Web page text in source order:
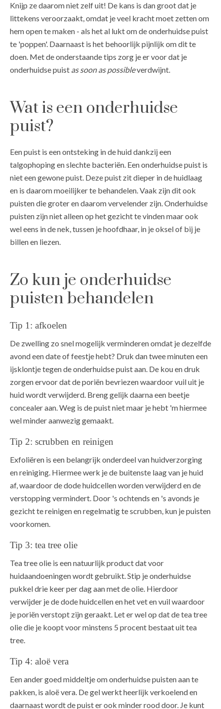
Knijp ze daarom niet zelf uit! De kans is dan groot dat je
littekens veroorzaakt, omdat je veel kracht moet zetten om
hem open te maken - als het al lukt om de onderhuidse puist
te 'poppen'. Daarnaast is het behoorlijk pijnlijk om dit te
doen. Met de onderstaande tips zorg je er voor dat je
onderhuidse puist as soon as possibleverdwijnt.
Wat is een onderhuidse
puist?
Een puist is een ontsteking in de huid dankzij een
talgophoping en slechte bacteriën. Een onderhuidse puist is
niet een gewone puist. Deze puist zit dieper in de huidlaag
en is daarom moeilijker te behandelen. Vaak zijn dit ook
puisten die groter en daarom vervelender zijn. Onderhuidse
puisten zijn niet alleen op het gezicht te vinden maar ook
wel eens in de nek, tussen je hoofdhaar, in je oksel of bij je
billen en liezen.
Zo kun je onderhuidse
puisten behandelen
Tip 1: afkoelen
De zwelling zo snel mogelijk verminderen omdat je dezelfde
avond een date of feestje hebt? Druk dan twee minuten een
ijsklontje tegen de onderhuidse puist aan. De kou en druk
zorgen ervoor dat de poriën bevriezen waardoor vuil uit je
huid wordt verwijderd. Breng gelijk daarna een beetje
concealer aan. Weg is de puist niet maar je hebt 'm hiermee
wel minder aanwezig gemaakt.
Tip 2: scrubben en reinigen
Exfoliëren is een belangrijk onderdeel van huidverzorging
en reiniging. Hiermee werk je de buitenste laag van je huid
af, waardoor de dode huidcellen worden verwijderd en de
verstopping vermindert. Door 's ochtends en 's avonds je
gezicht te reinigen en regelmatig te scrubben, kun je puisten
voorkomen.
Tip 3: tea tree olie
Tea tree olie is een natuurlijk product dat voor
huidaandoeningen wordt gebruikt. Stip je onderhuidse
pukkel drie keer per dag aan met de olie. Hierdoor
verwijder je de dode huidcellen en het vet en vuil waardoor
je poriën verstopt zijn geraakt. Let er wel op dat de tea tree
olie die je koopt voor minstens 5 procent bestaat uit tea
tree.
Tip 4: aloë vera
Een ander goed middeltje om onderhuidse puisten aan te
pakken, is aloë vera. De gel werkt heerlijk verkoelend en
daarnaast wordt de puist er ook minder rood door. Je kunt